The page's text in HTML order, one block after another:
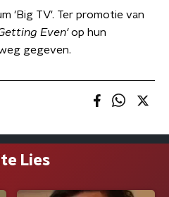
'Big TV'. Ter promotie van
Even'op hun
gegeven.
Lies